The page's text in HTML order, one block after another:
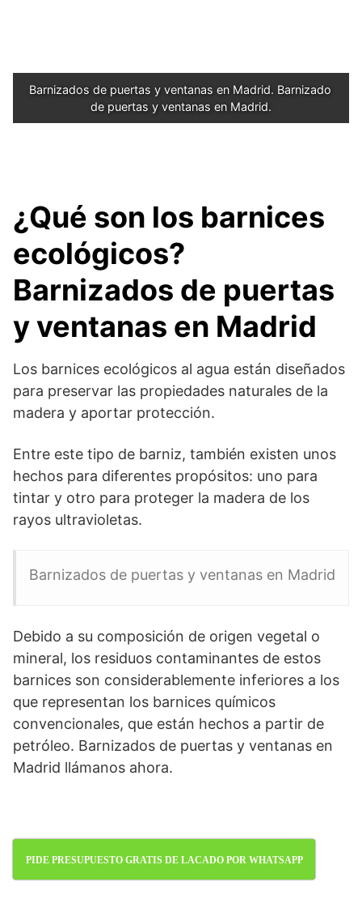
Barnizados de puertas y ventanas en Madrid. Barnizado
de puertas y ventanas en Madrid.
¿Qué son los barnices
ecológicos?
Barnizados de puertas
y ventanas en Madrid
Los barnices ecológicos al agua están diseñados
para preservar las propiedades naturales de la
madera y aportar protección.
Entre este tipo de barniz, también existen unos
hechos para diferentes propósitos: uno para
tintar y otro para proteger la madera de los
rayos ultravioletas.
Barnizados de puertas y ventanas en Madrid
Debido a su composición de origen vegetal o
mineral, los residuos contaminantes de estos
barnices son considerablemente inferiores a los
que representan los barnices químicos
convencionales, que están hechos a partir de
petróleo. Barnizados de puertas y ventanas en
Madrid llámanos ahora.
PIDE PRESUPUESTO GRATIS DE LACADO POR WHATSAPP